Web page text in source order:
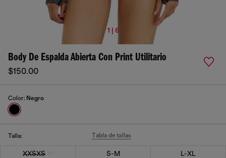
1 | 6
Body De Espalda Abierta Con Print Utilitario
$150.00
Color: Negro
Talla: Tabla de tallas
XXSXS S-M L-XL